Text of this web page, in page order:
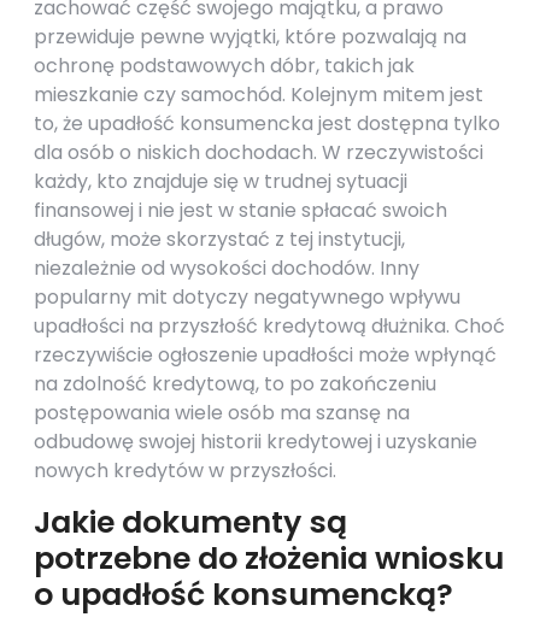
zachować część swojego majątku, a prawo
przewiduje pewne wyjątki, które pozwalają na
ochronę podstawowych dóbr, takich jak
mieszkanie czy samochód. Kolejnym mitem jest
to, że upadłość konsumencka jest dostępna tylko
dla osób o niskich dochodach. W rzeczywistości
każdy, kto znajduje się w trudnej sytuacji
finansowej i nie jest w stanie spłacać swoich
długów, może skorzystać z tej instytucji,
niezależnie od wysokości dochodów. Inny
popularny mit dotyczy negatywnego wpływu
upadłości na przyszłość kredytową dłużnika. Choć
rzeczywiście ogłoszenie upadłości może wpłynąć
na zdolność kredytową, to po zakończeniu
postępowania wiele osób ma szansę na
odbudowę swojej historii kredytowej i uzyskanie
nowych kredytów w przyszłości.
Jakie dokumenty są
potrzebne do złożenia wniosku
o upadłość konsumencką?